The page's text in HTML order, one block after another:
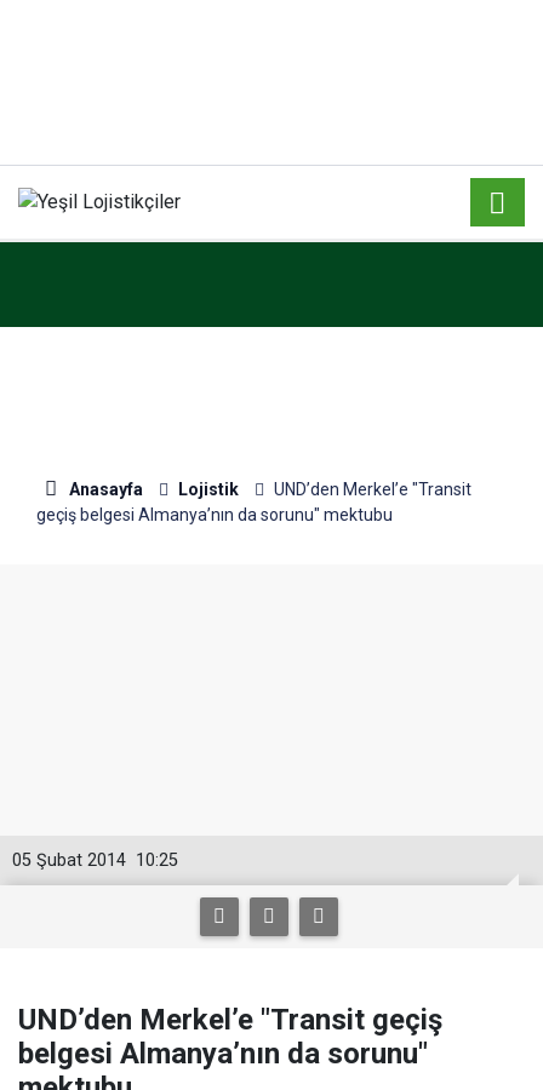
Anasayfa Lojistik
UND’den Merkel’e "Transit
geçiş belgesi Almanya’nın da sorunu" mektubu
10:25
05 Şubat 2014
UND’den Merkel’e "Transit geçiş
belgesi Almanya’nın da sorunu"